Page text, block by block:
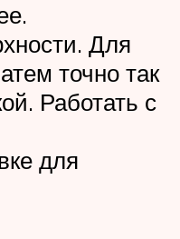
Для
точно так
Работать с
для